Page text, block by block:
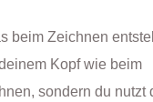
beim Zeichnen
Kopf wie beim
sondern du nutzt